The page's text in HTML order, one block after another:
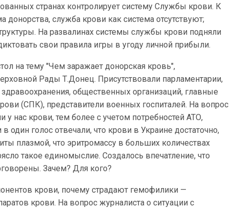
странах контролирует систему Службы крови. К
донорства, служба крови как система отсутствуют;
На развалинах системы службы крови подняли
свои правила игры в угоду личной прибыли.
на тему "Чем заражает донорская кровь",
Рады Т.Донец. Присутствовали парламентарии,
общественных организаций, главные
(СПК), представители военных госпиталей. На вопрос
у нас крови, тем более с учетом потребностей АТО,
один голос отвечали, что крови в Украине достаточно,
плазмой, что эритромассу в больших количествах
такое единомыслие. Создалось впечатление, что
Зачем? Для кого?
крови, почему страдают гемофилики —
крови. На вопрос журналиста о ситуации с